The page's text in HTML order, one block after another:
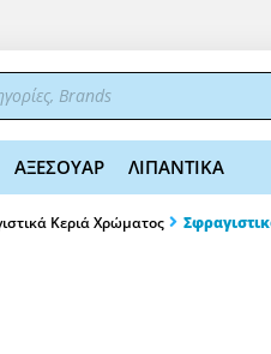
ΑΞΕΣΟΥΑΡ ΛΙΠΑΝΤΙΚΑ
Κεριά Χρώματος